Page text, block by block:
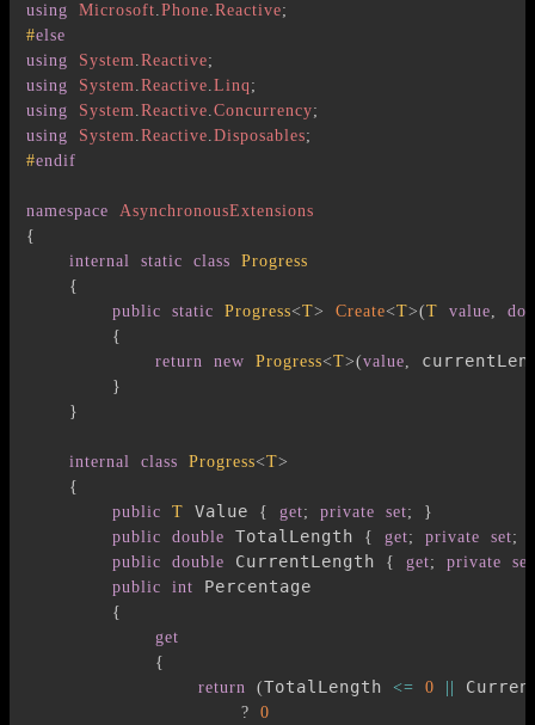
using
Microsoft.Phone.Reactive;
#else
using
System.Reactive;
using
System.Reactive.Linq ;
using
System.Reactive.Concurrency;
using
System.Reactive.Disposables;
#endif
namespace
AsynchronousExtensions
{
internal
static class
Progress
{
public
static Progress<T> Create<T>(T value,
{
return
new Progress<T>(value,
}
}
internal class Progress<T>
{
public
T Value { get; private set;
}
public
double TotalLength { get; private set;
public
double CurrentLength { get; private set
public
int Percentage
{
get
{
return
(TotalLength <= 0
?
0